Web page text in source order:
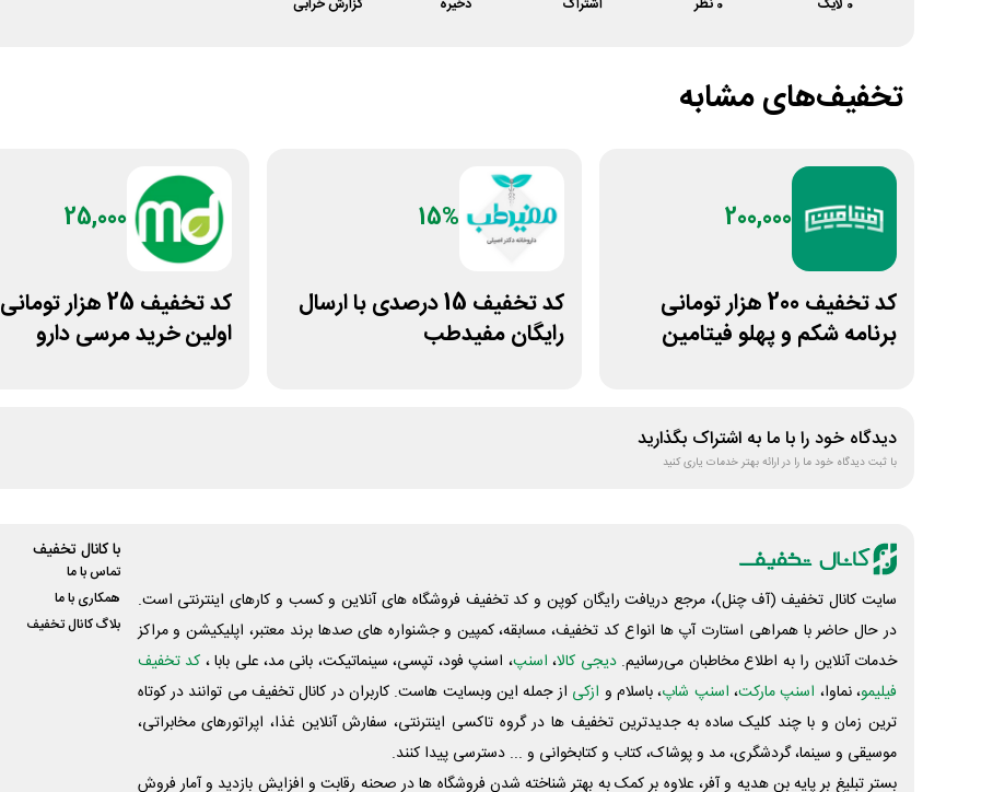
0 لایک 0 نظر اشتراک ذخیره گزارش خرابی
تخفیف‌های مشابه
200,000
کد تخفیف 200 هزار تومانی
برنامه شکم و پهلو فیتامین
15%
کد تخفیف 15 درصدی با ارسال
رایگان مفیدطب
25,000
کد تخفیف 25 هزار تومانی
اولین خرید مرسی دارو
دیدگاه خود را با ما به اشتراک بگذارید
با ثبت دیدگاه خود ما را در ارائه بهتر خدمات یاری کنید
سایت کانال تخفیف (آف چنل)، مرجع دریافت رایگان کوپن و کد تخفیف فروشگاه های آنلاین و کسب و‌ کارهای اینترنتی است.
در حال حاضر با همراهی استارت آپ ها انواع کد تخفیف، مسابقه، کمپین و جشنواره های صدها برند معتبر، اپلیکیشن و مراکز
خدمات آنلاین را به اطلاع مخاطبان می‌رسانیم. دیجی کالا، اسنپ، اسنپ فود، تپسی، سینماتیکت، بانی مد، علی‌ بابا ، کد تخفیف
فیلیمو، نماوا، اسنپ مارکت، اسنپ شاپ، باسلام و ازکی از جمله این وبسایت ‌هاست. کاربران در کانال تخفیف می توانند در کوتاه
ترین زمان و با چند کلیک ساده به جدیدترین تخفیف ها در گروه تاکسی اینترنتی، سفارش آنلاین غذا، اپراتورهای مخابراتی،
موسیقی و سینما، گردشگری، مد و پوشاک، کتاب و کتابخوانی و ... دسترسی پیدا کنند.
بستر تبلیغ بر پایه بن هدیه و آفر، علاوه بر کمک به بهتر شناخته شدن فروشگاه ها در صحنه رقابت و افزایش بازدید و آمار فروش
با کانال تخفیف
تماس با ما
همکاری با ما
بلاگ کانال تخفیف